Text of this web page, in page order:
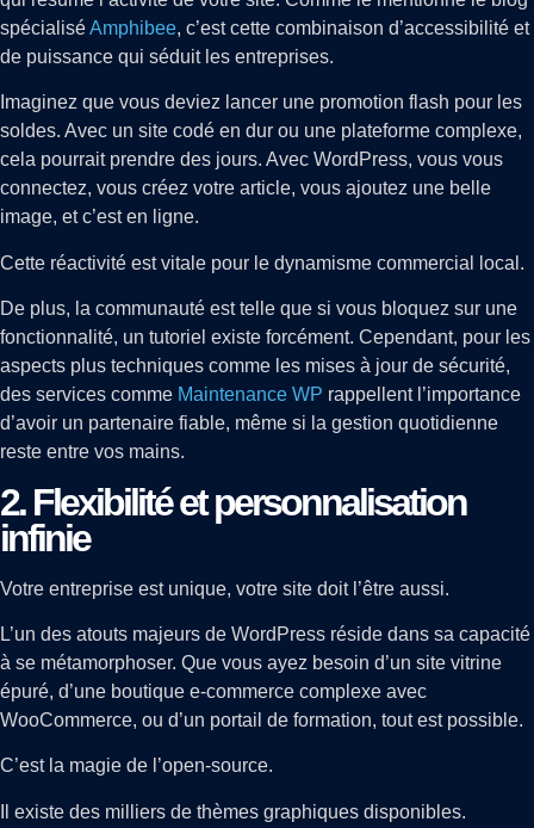
spécialiséAmphibee, c’est cette combinaison d’accessibilité et
de puissance qui séduit les entreprises.
Imaginez que vous deviez lancer une promotion flash pour les
soldes. Avec un site codé en dur ou une plateforme complexe,
cela pourrait prendre des jours. Avec WordPress, vous vous
connectez, vous créez votre article, vous ajoutez une belle
image, et c’est en ligne.
Cette réactivité est vitale pour le dynamisme commercial local.
De plus, la communauté est telle que si vous bloquez sur une
fonctionnalité, un tutoriel existe forcément. Cependant, pour les
aspects plus techniques comme les mises à jour de sécurité,
des services comme Maintenance WP rappellent l’importance
d’avoir un partenaire fiable, même si la gestion quotidienne
reste entre vos mains.
2. Flexibilité et personnalisation
infinie
Votre entreprise est unique, votre site doit l’être aussi.
L’un des atouts majeurs de WordPress réside dans sa capacité
à se métamorphoser. Que vous ayez besoin d’un site vitrine
épuré, d’une boutique e-commerce complexe avec
WooCommerce, ou d’un portail de formation, tout est possible.
C’est la magie de l’open-source.
Il existe des milliers de thèmes graphiques disponibles.